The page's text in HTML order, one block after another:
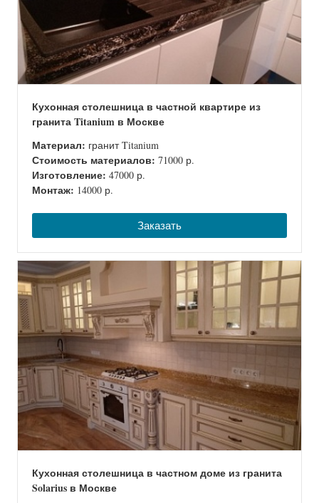
Кухонная столешница в частной квартире из
гранита Titanium в Москве
Материал: гранит Titanium
Стоимость материалов: 71000 р.
Изготовление: 47000 р.
Монтаж: 14000 р.
Заказать
Кухонная столешница в частном доме из гранита
Solarius в Москве